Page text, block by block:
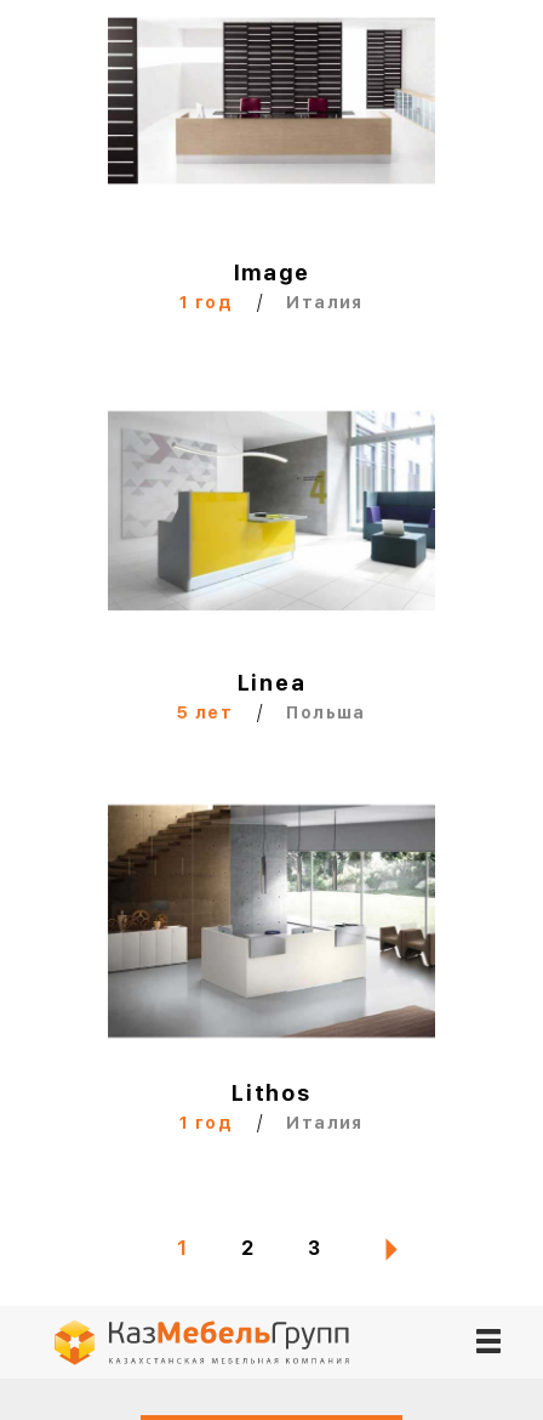
Image
1 год / Италия
Linea
5 лет / Польша
Lithos
1 год / Италия
1 2 3